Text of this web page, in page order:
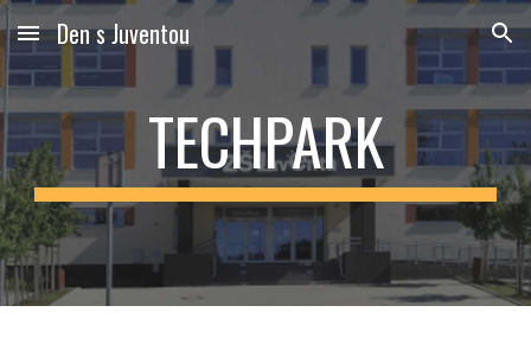
Skip to main content Skip to navigation
Den s Juventou
TECHPARK